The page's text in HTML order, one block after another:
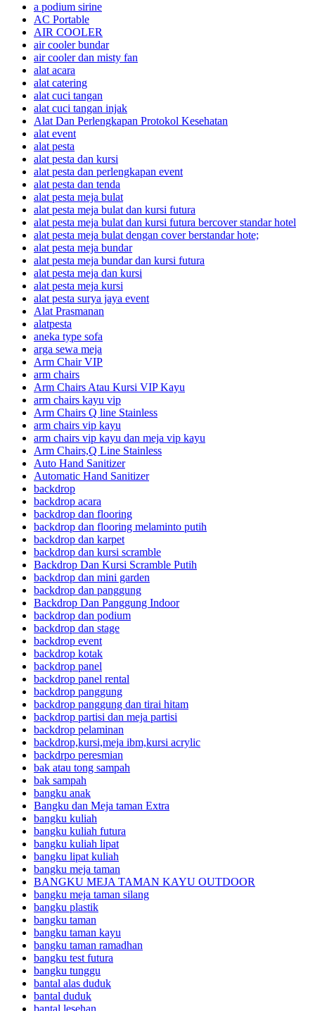
a podium sirine
AC Portable
AIR COOLER
air cooler bundar
air cooler dan misty fan
alat acara
alat catering
alat cuci tangan
alat cuci tangan injak
Alat Dan Perlengkapan Protokol Kesehatan
alat event
alat pesta
alat pesta dan kursi
alat pesta dan perlengkapan event
alat pesta dan tenda
alat pesta meja bulat
alat pesta meja bulat dan kursi futura
alat pesta meja bulat dan kursi futura bercover standar hotel
alat pesta meja bulat dengan cover berstandar hote;
alat pesta meja bundar
alat pesta meja bundar dan kursi futura
alat pesta meja dan kursi
alat pesta meja kursi
alat pesta surya jaya event
Alat Prasmanan
alatpesta
aneka type sofa
arga sewa meja
Arm Chair VIP
arm chairs
Arm Chairs Atau Kursi VIP Kayu
arm chairs kayu vip
Arm Chairs Q line Stainless
arm chairs vip kayu
arm chairs vip kayu dan meja vip kayu
Arm Chairs,Q Line Stainless
Auto Hand Sanitizer
Automatic Hand Sanitizer
backdrop
backdrop acara
backdrop dan flooring
backdrop dan flooring melaminto putih
backdrop dan karpet
backdrop dan kursi scramble
Backdrop Dan Kursi Scramble Putih
backdrop dan mini garden
backdrop dan panggung
Backdrop Dan Panggung Indoor
backdrop dan podium
backdrop dan stage
backdrop event
backdrop kotak
backdrop panel
backdrop panel rental
backdrop panggung
backdrop panggung dan tirai hitam
backdrop partisi dan meja partisi
backdrop pelaminan
backdrop,kursi,meja ibm,kursi acrylic
backdrpo peresmian
bak atau tong sampah
bak sampah
bangku anak
Bangku dan Meja taman Extra
bangku kuliah
bangku kuliah futura
bangku kuliah lipat
bangku lipat kuliah
bangku meja taman
BANGKU MEJA TAMAN KAYU OUTDOOR
bangku meja taman silang
bangku plastik
bangku taman
bangku taman kayu
bangku taman ramadhan
bangku test futura
bangku tunggu
bantal alas duduk
bantal duduk